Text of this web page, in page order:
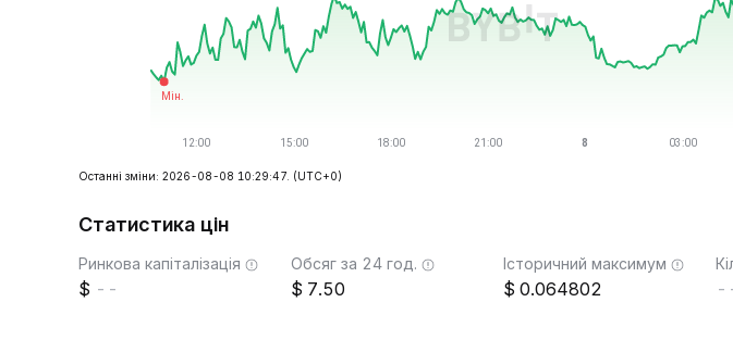
Останні зміни: 2026-08-08 10:29:47. (UTC+0)
Статистика цін
Ринкова капіталізація
--
Обсяг за 24 год.
7.50
Історичний максимум
0.064802